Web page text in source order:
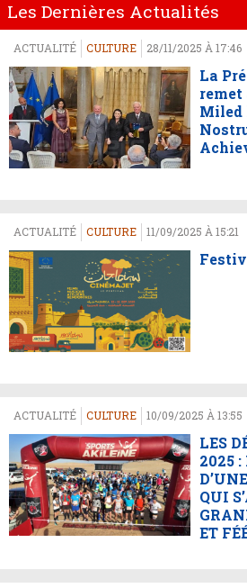
Les Dernières Actualités
ACTUALITÉ CULTURE 28/11/2025 À 17:46
La
remet
Miled
ACTUALITÉ CULTURE 11/09/2025 À 15:21
ACTUALITÉ CULTURE 10/09/2025 À 13:55
LES
2025 :
QUI
ET